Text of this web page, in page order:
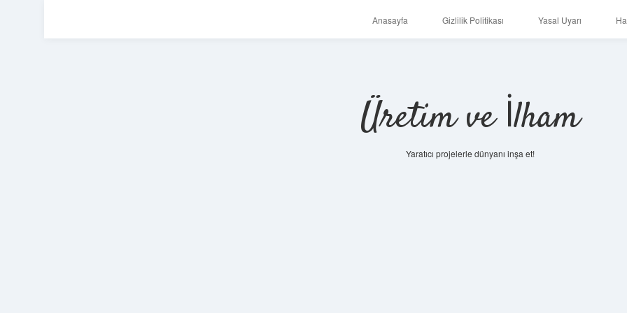
Anasayfa Gizlilik Politikası Yasal Uyarı
Üretim ve İlham
Yaratıcı projelerle dünyanı inşa et!